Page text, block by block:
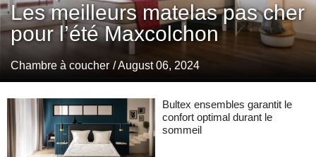
Les meilleurs matelas pas cher
pour l’été Maxcolchon
Chambre à coucher / August 06, 2024
Bultex ensembles garantit le
confort optimal durant le
sommeil